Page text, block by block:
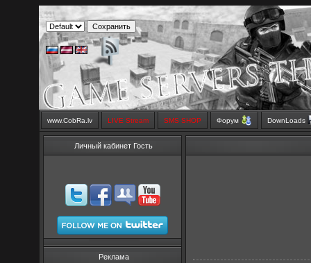
www.CobRa.lv LIVE Stream SMS SHOP Форум DownLoads
Личный кабинет Гость
Реклама